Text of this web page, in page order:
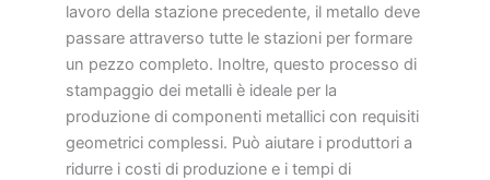
lavoro della stazione precedente, il metallo deve
passare attraverso tutte le stazioni per formare
un pezzo completo. Inoltre, questo processo di
stampaggio dei metalli è ideale per la
produzione di componenti metallici con requisiti
geometrici complessi. Può aiutare i produttori a
ridurre i costi di produzione e i tempi di